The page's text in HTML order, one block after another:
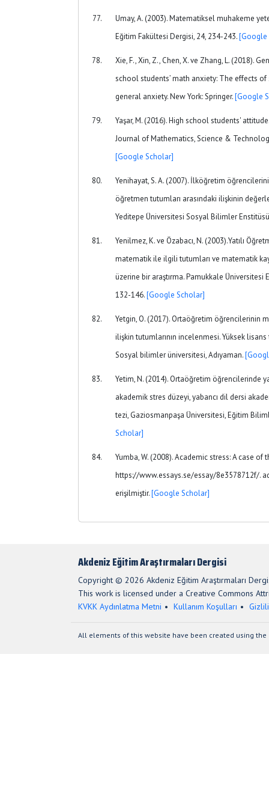
Umay, A. (2003). Matematiksel muhakeme
Eğitim Fakültesi Dergisi, 24, 234-243.[Google
Xie, F., Xin, Z., Chen, X. ve Zhang, L. (2018).
school students’ math anxiety: The effects
general anxiety. New York: Springer.[Google
Yaşar, M. (2016). High school students'
Journal of Mathematics, Science &
[Google Scholar]
Yenihayat, S. A. (2007). İlköğretim
öğretmen tutumları arasındaki ilişkinin
Yeditepe Üniversitesi Sosyal Bilimler
Yenilmez, K. ve Özabacı, N. (2003).Yatılı
matematik ile ilgili tutumları ve matematik
üzerine bir araştırma. Pamukkale Üniversitesi
132-146.[Google Scholar]
Yetgin, O. (2017). Ortaöğretim öğrencilerinin
ilişkin tutumlarının incelenmesi. Yüksek
Sosyal bilimler üniversitesi, Adıyaman.
Yetim, N. (2014). Ortaöğretim öğrencilerinde
akademik stres düzeyi, yabancı dil dersi
tezi, Gaziosmanpaşa Üniversitesi, Eğitim
Scholar]
Yumba, W. (2008). Academic stress: A case
https://www.essays.se/essay/8e3578712f/.
erişilmiştir.[Google Scholar]
Akdeniz Eğitim Araştırmaları Dergisi
Copyright © 2026 Akdeniz Eğitim Araştırmaları
This work is licensed under a Creative Commons
KVKK Aydınlatma Metni
Kullanım Koşulları
All elements of this website have been created using the